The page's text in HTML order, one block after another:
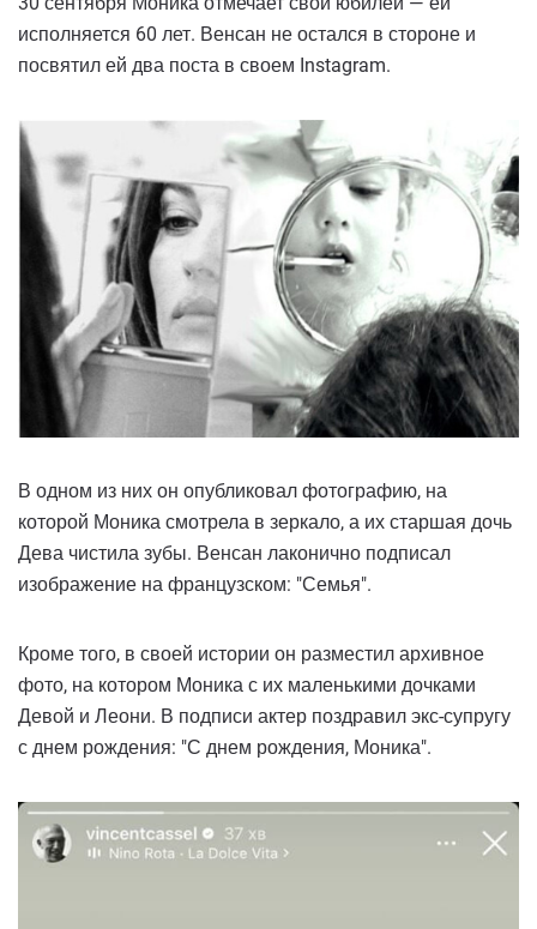
исполняется 60 лет. Венсан не остался в стороне и
посвятил ей два поста в своем Instagram.
В одном из них он опубликовал фотографию, на
которой Моника смотрела в зеркало, а их старшая дочь
Дева чистила зубы. Венсан лаконично подписал
изображение на французском: "Семья".
Кроме того, в своей истории он разместил архивное
фото, на котором Моника с их маленькими дочками
Девой и Леони. В подписи актер поздравил экс-супругу
с днем рождения: "С днем рождения, Моника".